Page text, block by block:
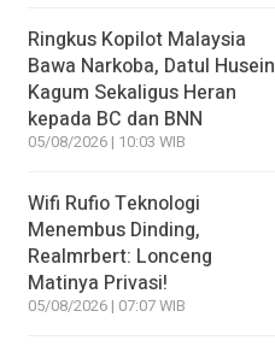
Ringkus Kopilot Malaysia
Bawa Narkoba, Datul Husein
Kagum Sekaligus Heran
kepada BC dan BNN
05/08/2026 | 10:03 WIB
Wifi Rufio Teknologi
Menembus Dinding,
Realmrbert: Lonceng
Matinya Privasi!
05/08/2026 | 07:07 WIB